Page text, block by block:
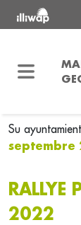
Su
septembre
RALLYE
2022